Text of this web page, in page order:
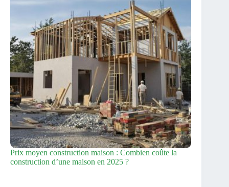
Prix moyen construction maison : Combien coûte la
construction d’une maison en 2025 ?